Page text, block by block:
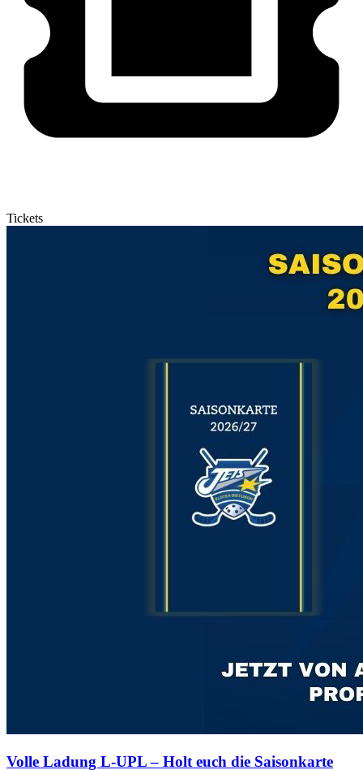
Tickets
Volle Ladung L-UPL – Holt euch die Saisonkarte